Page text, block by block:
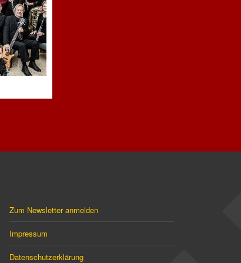
Zum Newsletter anmelden
Impressum
Datenschutzerklärung